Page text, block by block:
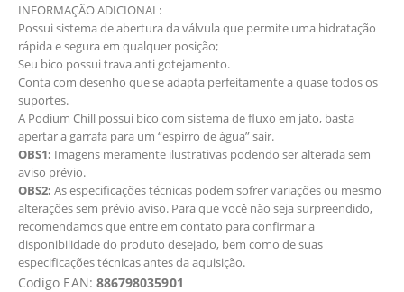
INFORMAÇÃO ADICIONAL:
Possui sistema de abertura da válvula que permite uma hidratação
rápida e segura em qualquer posição;
Seu bico possui trava anti gotejamento.
Conta com desenho que se adapta perfeitamente a quase todos os
suportes.
A Podium Chill possui bico com sistema de fluxo em jato, basta
apertar a garrafa para um “espirro de água” sair.
OBS1: Imagens meramente ilustrativas podendo ser alterada sem
aviso prévio.
OBS2: As especificações técnicas podem sofrer variações ou mesmo
alterações sem prévio aviso. Para que você não seja surpreendido,
recomendamos que entre em contato para confirmar a
disponibilidade do produto desejado, bem como de suas
especificações técnicas antes da aquisição.
Codigo EAN: 886798035901